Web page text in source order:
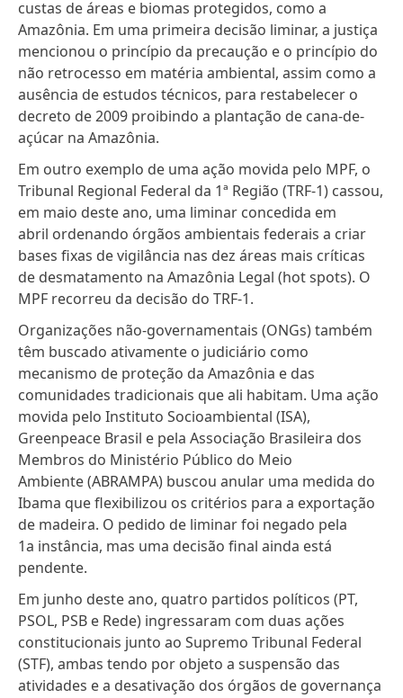
custas de áreas e biomas protegidos, como a
Amazônia. Em uma primeira decisão liminar, a justiça
mencionou o princípio da precaução e o princípio do
não retrocesso em matéria ambiental, assim como a
ausência de estudos técnicos, para restabelecer o
decreto de 2009 proibindo a plantação de cana-de-
açúcar na Amazônia.
Em outro exemplo de uma ação movida pelo MPF, o
Tribunal Regional Federal da 1ª Região (TRF-1) cassou,
em maio deste ano, uma liminar concedida em
abril ordenando órgãos ambientais federais a criar
bases fixas de vigilância nas dez áreas mais críticas
de desmatamento na Amazônia Legal (hot spots). O
MPF recorreu da decisão do TRF-1.
Organizações não-governamentais (ONGs) também
têm buscado ativamente o judiciário como
mecanismo de proteção da Amazônia e das
comunidades tradicionais que ali habitam. Uma ação
movida pelo Instituto Socioambiental (ISA),
Greenpeace Brasil e pela Associação Brasileira dos
Membros do Ministério Público do Meio
Ambiente (ABRAMPA) buscou anular uma medida do
Ibama que flexibilizou os critérios para a exportação
de madeira. O pedido de liminar foi negado pela
1a instância, mas uma decisão final ainda está
pendente.
Em junho deste ano, quatro partidos políticos (PT,
PSOL, PSB e Rede) ingressaram com duas ações
constitucionais junto ao Supremo Tribunal Federal
(STF), ambas tendo por objeto a suspensão das
atividades e a desativação dos órgãos de governança